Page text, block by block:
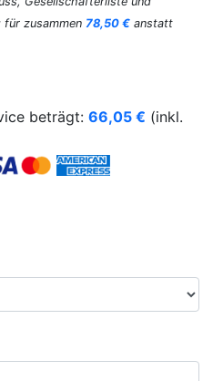
für zusammen 78,50 € anstatt
beträgt: 66,05 € (inkl.